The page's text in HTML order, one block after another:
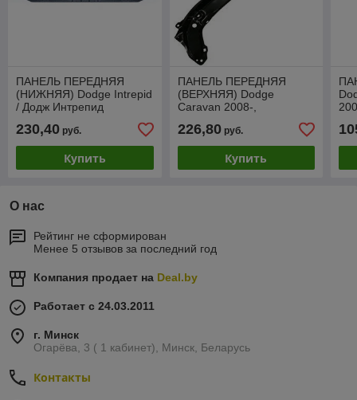
ПАНЕЛЬ ПЕРЕДНЯЯ
(НИЖНЯЯ) Dodge Intrepid
/ Додж Интрепид
230,40 руб.
Купить
ПАНЕЛЬ ПЕРЕДНЯЯ
(ВЕРХНЯЯ) Dodge
Caravan 2008-,
226,80руб.
Купить
О нас
Рейтинг не сформирован
Менее 5 отзывов за последний год
Компания продает на Deal.by
Работает с 24.03.2011
г. Минск
Огарёва, 3 ( 1 кабинет), Минск, Беларусь
Контакты